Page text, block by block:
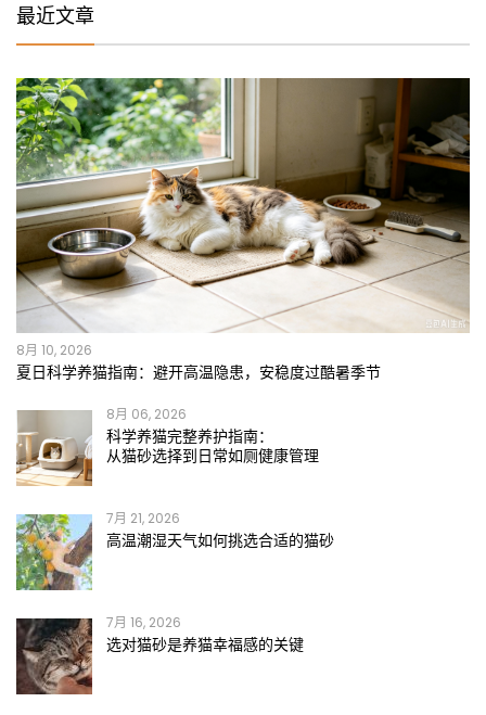
最近文章
8月 10, 2026
夏日科学养猫指南：避开高温隐患，安稳度过酷暑季节
8月 06, 2026
科学养猫完整养护指南：
从猫砂选择到日常如厕健康管理
7月 21, 2026
高温潮湿天气如何挑选合适的猫砂
7月 16, 2026
选对猫砂是养猫幸福感的关键